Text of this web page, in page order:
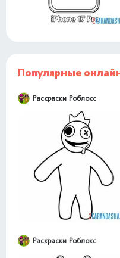
Популярные
Раскраски Роблокс
Раскраски Роблокс